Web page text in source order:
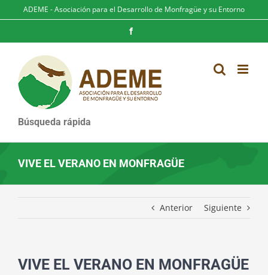
al
ADEME - Asociación para el Desarrollo de Monfragüe y su Entorno
Búsqueda rápida
VIVE EL VERANO EN MONFRAGÜE
Anterior Siguiente
VIVE EL VERANO EN MONFRAGÜE